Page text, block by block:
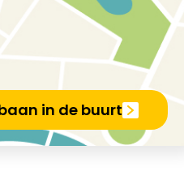
in de buurt